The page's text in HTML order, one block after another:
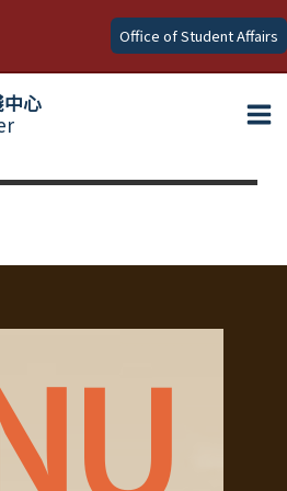
Office of Student Affairs
心